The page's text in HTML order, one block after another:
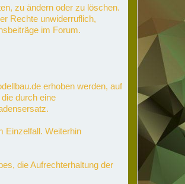
zu ändern oder zu löschen.
Rechte unwiderruflich,
im Forum.
erhoben werden, auf
durch eine
Einzelfall. Weiterhin
die Aufrechterhaltung der